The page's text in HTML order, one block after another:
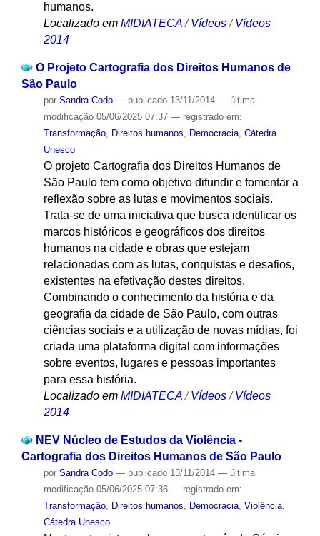
humanos.
Localizado em MIDIATECA /Vídeos /Vídeos
2014
O Projeto Cartografia dos Direitos Humanos de
São Paulo
por Sandra Codo — publicado13/11/2014 — última
modificação05/06/2025 07:37 — registrado em:
Transformação, Direitos humanos, Democracia, Cátedra
Unesco
O projeto Cartografia dos Direitos Humanos de
São Paulo tem como objetivo difundir e fomentar a
reflexão sobre as lutas e movimentos sociais.
Trata-se de uma iniciativa que busca identificar os
marcos históricos e geográficos dos direitos
humanos na cidade e obras que estejam
relacionadas com as lutas, conquistas e desafios,
existentes na efetivação destes direitos.
Combinando o conhecimento da história e da
geografia da cidade de São Paulo, com outras
ciências sociais e a utilização de novas mídias, foi
criada uma plataforma digital com informações
sobre eventos, lugares e pessoas importantes
para essa história.
Localizado em MIDIATECA /Vídeos /Vídeos
2014
NEV Núcleo de Estudos da Violência -
Cartografia dos Direitos Humanos de São Paulo
por Sandra Codo — publicado13/11/2014 — última
modificação05/06/2025 07:36 — registrado em:
Transformação, Direitos humanos Democracia, Violência,
Cátedra Unesco